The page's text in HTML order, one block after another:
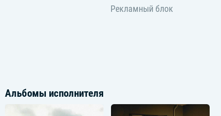
Альбомы исполнителя